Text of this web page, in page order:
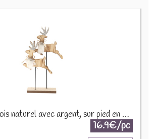
2 rennes en bois naturel avec argent, sur pied en bois H 33,5 2653-B
16.9€/pc